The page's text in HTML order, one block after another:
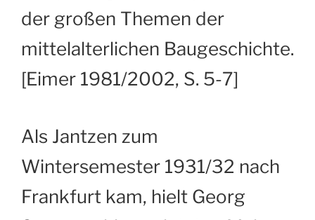
der großen Themen der
mittelalterlichen Baugeschichte.
[Eimer 1981/2002, S. 5-7]
Als Jantzen zum
Wintersemester 1931/32 nach
Frankfurt kam, hielt Georg